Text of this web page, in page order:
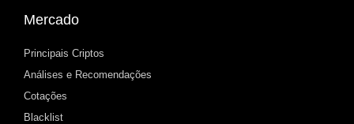
Mercado
Principais Criptos
Análises e Recomendações
Cotações
Blacklist